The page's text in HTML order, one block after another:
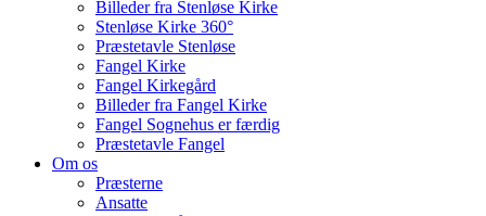
Billeder fra Stenløse Kirke
Stenløse Kirke 360°
Præstetavle Stenløse
Fangel Kirke
Fangel Kirkegård
Billeder fra Fangel Kirke
Fangel Sognehus er færdig
Præstetavle Fangel
Om os
Præsterne
Ansatte